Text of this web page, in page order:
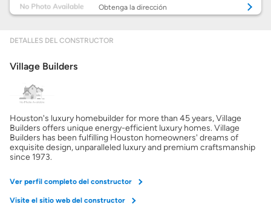
Obtener ofertas por mi casa
Obtenga la dirección
DETALLES DEL CONSTRUCTOR
Village Builders
Houston's luxury homebuilder for more than 45 years, Village
Builders offers unique energy-efficient luxury homes. Village
Builders has been fulfilling Houston homeowners' dreams of
exquisite design, unparalleled luxury and premium craftsmanship
since 1973.
Ver perfil completo del constructor
Visite el sitio web del constructor